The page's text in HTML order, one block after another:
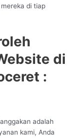
di tiap
di
:
adalah
kami, Anda